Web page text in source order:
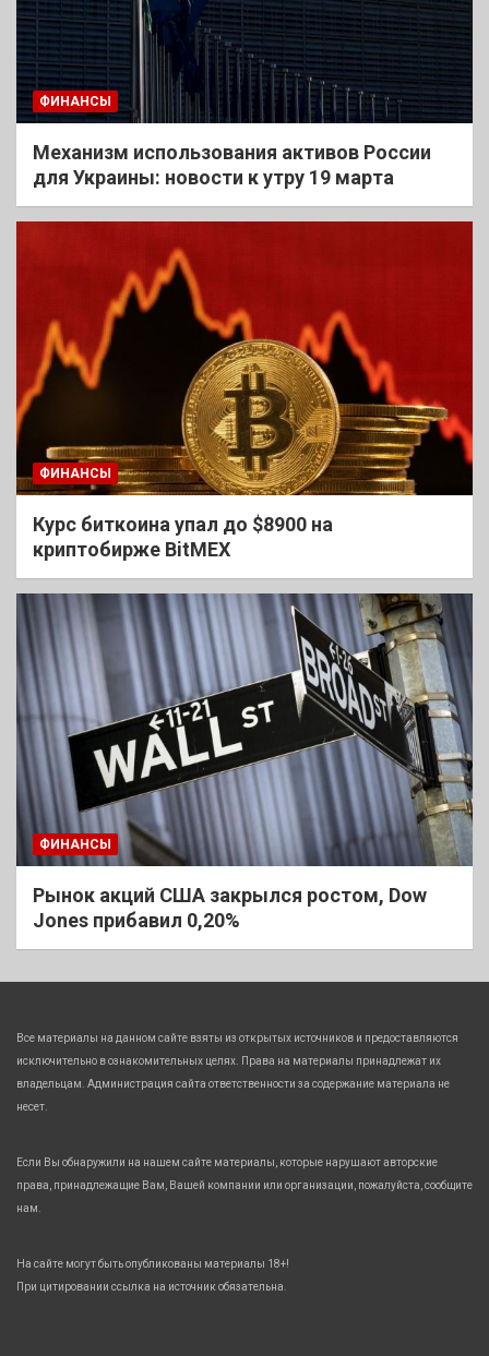
ФИНАНСЫ
Механизм использования активов России
для Украины: новости к утру 19 марта
ФИНАНСЫ
Курс биткоина упал до $8900 на
криптобирже BitMEX
ФИНАНСЫ
Рынок акций США закрылся ростом, Dow
Jones прибавил 0,20%
Все материалы на данном сайте взяты из открытых источников и предоставляются
исключительно в ознакомительных целях. Права на материалы принадлежат их
владельцам. Администрация сайта ответственности за содержание материала не
несет.
Если Вы обнаружили на нашем сайте материалы, которые нарушают авторские
права, принадлежащие Вам, Вашей компании или организации, пожалуйста, сообщите
нам.
На сайте могут быть опубликованы материалы 18+!
При цитировании ссылка на источник обязательна.